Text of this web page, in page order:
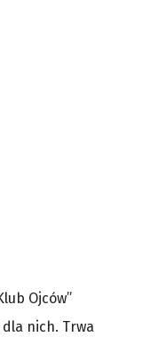
Ojców”
nich. Trwa